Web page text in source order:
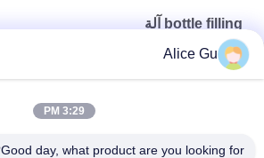
bottle filling آلة
3 في 1 قطرات العين آلة تعبئة وتغطية أوتوماتيكية / حشو / نظام Alice Gu
3:29 PM
Good day, what product are you looking for?